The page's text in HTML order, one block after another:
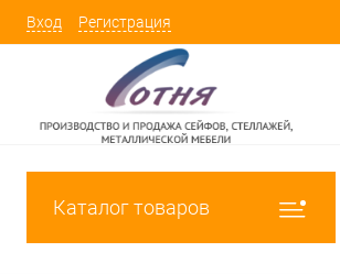
Вход Регистрация
Каталог товаров